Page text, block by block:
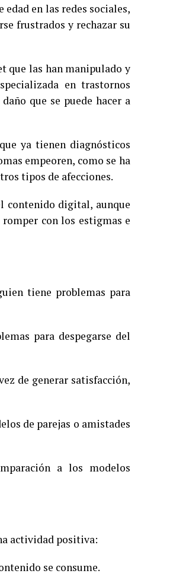
en las redes sociales,
frustrados y rechazar su
que las han manipulado y
en trastornos
que se puede hacer a
ya tienen diagnósticos
empeoren, como se ha
tipos de afecciones.
contenido digital, aunque
con los estigmas e
tiene problemas para
para despegarse del
de generar satisfacción,
de parejas o amistades
a los modelos
actividad positiva:
se consume.